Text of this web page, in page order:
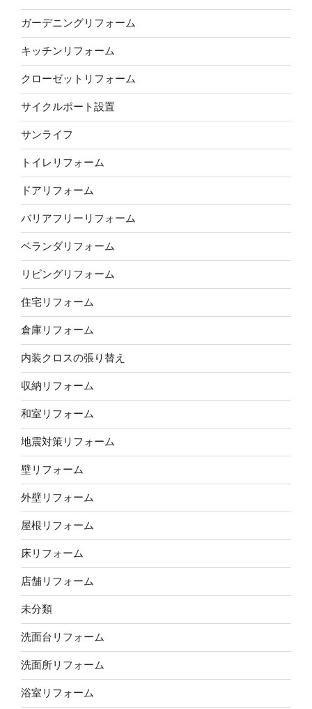
ガーデニングリフォーム
キッチンリフォーム
クローゼットリフォーム
サイクルポート設置
サンライフ
トイレリフォーム
ドアリフォーム
バリアフリーリフォーム
ベランダリフォーム
リビングリフォーム
住宅リフォーム
倉庫リフォーム
内装クロスの張り替え
収納リフォーム
和室リフォーム
地震対策リフォーム
壁リフォーム
外壁リフォーム
屋根リフォーム
床リフォーム
店舗リフォーム
未分類
洗面台リフォーム
洗面所リフォーム
浴室リフォーム